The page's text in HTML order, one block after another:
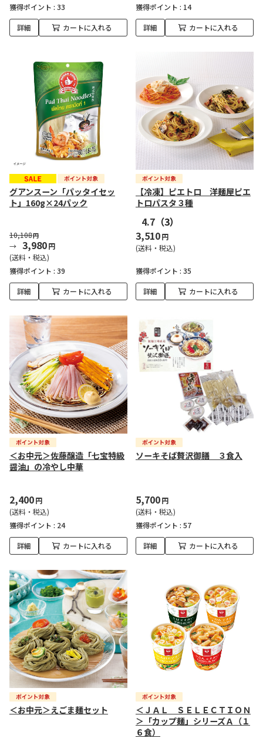
獲得ポイント : 33
詳細 カートに入れる
獲得ポイント : 14
詳細 カートに入れる
グアンスーン「パッタイセッ
ト」160g×24パック
10,108円
3,980円
(送料・税込)
獲得ポイント : 39
詳細 カートに入れる
【冷凍】ピエトロ 洋麺屋ピエ
トロパスタ３種
4.7 （3）
3,510円
(送料・税込)
獲得ポイント : 35
詳細 カートに入れる
＜お中元＞佐藤醸造「七宝特級
醤油」の冷やし中華
2,400円
(送料・税込)
獲得ポイント : 24
詳細 カートに入れる
ソーキそば贅沢御膳 ３食入
5,700円
(送料・税込)
獲得ポイント : 57
詳細 カートに入れる
＜お中元＞えごま麺セット
＜ＪＡＬ ＳＥＬＥＣＴＩＯＮ
＞「カップ麺」シリーズＡ（１
６食）